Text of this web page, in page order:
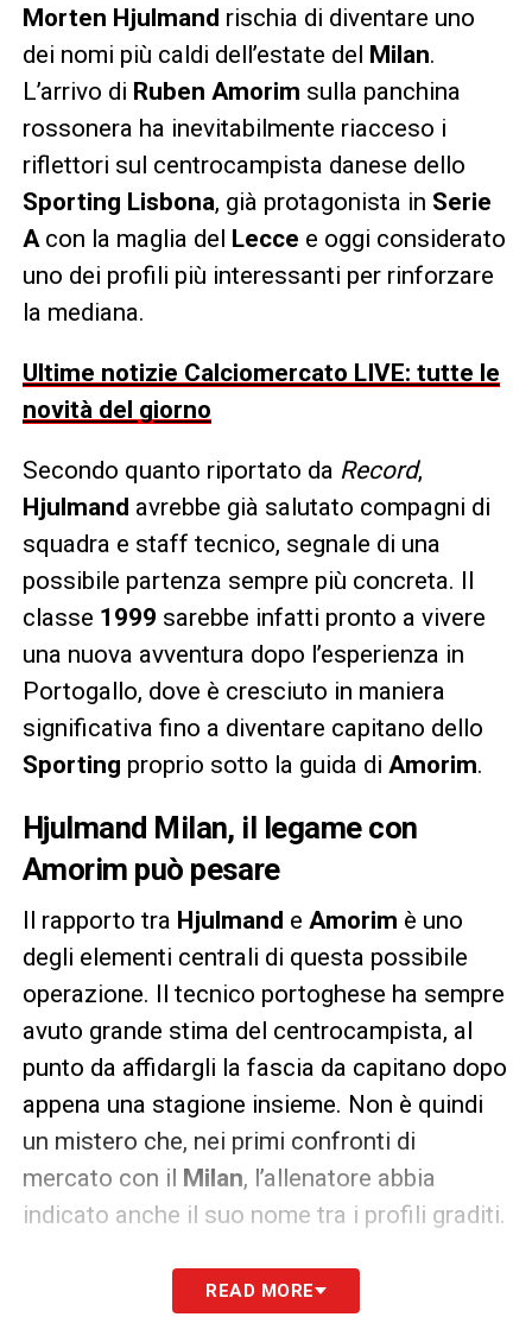
Morten Hjulmand rischia di diventare uno
dei nomi più caldi dell’estate del
Milan.
L’arrivo di Ruben Amorim sulla panchina
rossonera ha inevitabilmente riacceso i
riflettori sul centrocampista danese dello
Sporting Lisbona, già protagonista in Serie
Acon la maglia del Lecce e oggi considerato
uno dei profili più interessanti per rinforzare
la mediana.
Ultime notizie Calciomercato LIVE: tutte le
novità del giorno
Secondo quanto riportato da Record,
Hjulmand avrebbe già salutato compagni di
squadra e staff tecnico, segnale di una
possibile partenza sempre più concreta. Il
classe 1999 sarebbe infatti pronto a vivere
una nuova avventura dopo l’esperienza in
Portogallo, dove è cresciuto in maniera
significativa fino a diventare capitano dello
Sporting proprio sotto la guida di Amorim.
Hjulmand Milan, il legame con
Amorim può pesare
Il rapporto tra Hjulmand e Amorim è uno
degli elementi centrali di questa possibile
operazione. Il tecnico portoghese ha sempre
avuto grande stima del centrocampista, al
punto da affidargli la fascia da capitano dopo
appena una stagione insieme. Non è quindi
un mistero che, nei primi confronti di
mercato con il Milan, l’allenatore abbia
indicato anche il suo nome tra i profili graditi.
Già la scorsa estate il danese avrebbe voluto
Sporting, quando su di lui si era
READ MORE